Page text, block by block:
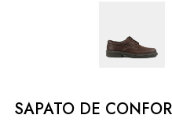
SAPATO DE